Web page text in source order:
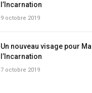
l’Incarnation
9 octobre 2019
Un nouveau visage pour
l’Incarnation
7 octobre 2019